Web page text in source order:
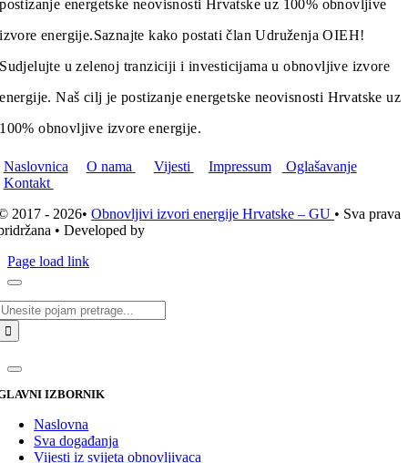
postizanje energetske neovisnosti Hrvatske uz 100% obnovljive
izvore energije.Saznajte kako postati član Udruženja OIEH!
Sudjelujte u zelenoj tranziciji i investicijama u obnovljive izvore
energije. Naš cilj je postizanje energetske neovisnosti Hrvatske uz
100% obnovljive izvore energije.
Naslovnica O nama Vijesti Impressum
Oglašavanje
Kontakt
2017 - 2026•Obnovljivi izvori energije Hrvatske – GU • Sva prava
• Developed by
Page load link
IZBORNIK
Naslovna
Sva događanja
Vijesti iz svijeta obnovljivaca